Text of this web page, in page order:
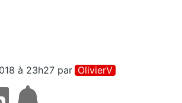
à 23h27 par OlivierV